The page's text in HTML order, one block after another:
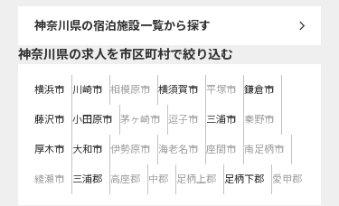
神奈川県の宿泊施設一覧から探す
神奈川県の求人を市区町村で絞り込む
横浜市 川崎市 相模原市 横須賀市 平塚市 鎌倉市
藤沢市 小田原市 茅ヶ崎市 逗子市 三浦市 秦野市
厚木市 大和市 伊勢原市 海老名市 座間市 南足柄市
綾瀬市 三浦郡 高座郡 中郡 足柄上郡 足柄下郡 愛甲郡